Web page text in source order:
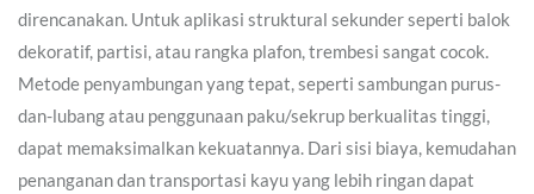
direncanakan. Untuk aplikasi struktural sekunder seperti balok
dekoratif, partisi, atau rangka plafon, trembesi sangat cocok.
Metode penyambungan yang tepat, seperti sambungan purus-
dan-lubang atau penggunaan paku/sekrup berkualitas tinggi,
dapat memaksimalkan kekuatannya. Dari sisi biaya, kemudahan
penanganan dan transportasi kayu yang lebih ringan dapat